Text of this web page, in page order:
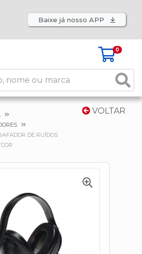
Baixe já nosso APP
0
VOLTAR
DE RUÍDOS